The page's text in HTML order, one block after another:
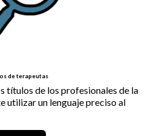
de terapeutas
títulos de los profesionales de la
utilizar un lenguaje preciso al